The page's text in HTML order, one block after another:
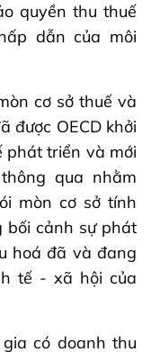
quyền thu thuế
dẫn của môi
cơ sở thuế và
được OECD khởi
phát triển và mới
qua nhằm
mòn cơ sở tính
bối cảnh sự phát
hoá đã và đang
tế - xã hội của
có doanh thu